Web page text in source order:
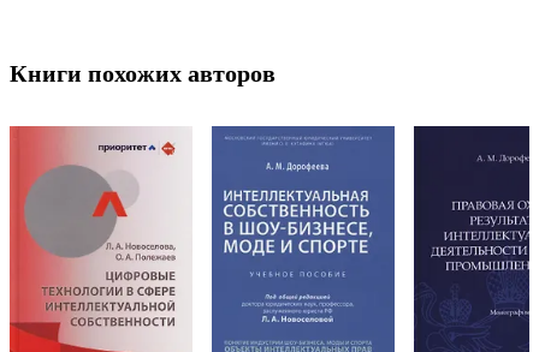
Книги похожих авторов